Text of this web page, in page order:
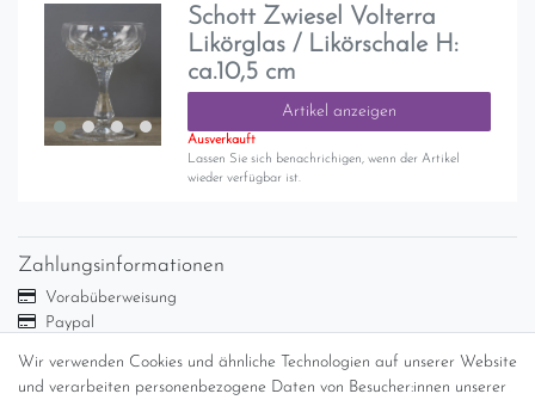
Schott Zwiesel Volterra
Likörglas / Likörschale H:
ca.10,5 cm
Artikel anzeigen
Ausverkauft
Lassen Sie sich benachrichigen, wenn der Artikel
wieder verfügbar ist.
Wir verwenden Cookies und ähnliche Technologien auf unserer Website
und verarbeiten personenbezogene Daten von Besucher:innen unserer
Zahlungsinformationen
Vorabüberweisung
Paypal
Versandinformationen